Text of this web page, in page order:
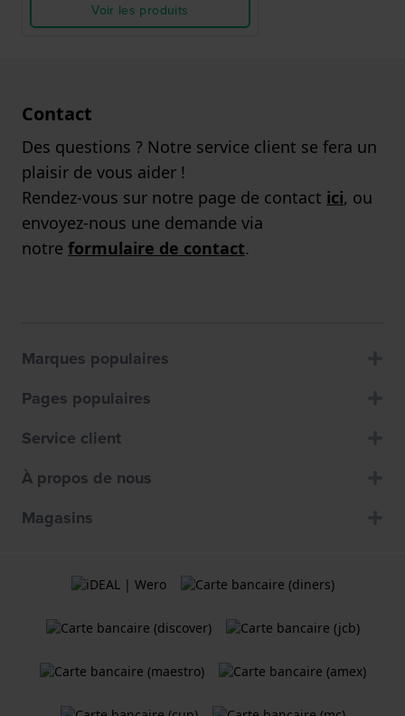
Voir les produits
Contact
Des questions ? Notre service client se fera un
plaisir de vous aider !
Rendez-vous sur notre page de contact ici, ou
envoyez-nous une demande via
notre formulaire de contact.
Marques populaires
Pages populaires
Service client
À propos de nous
Magasins